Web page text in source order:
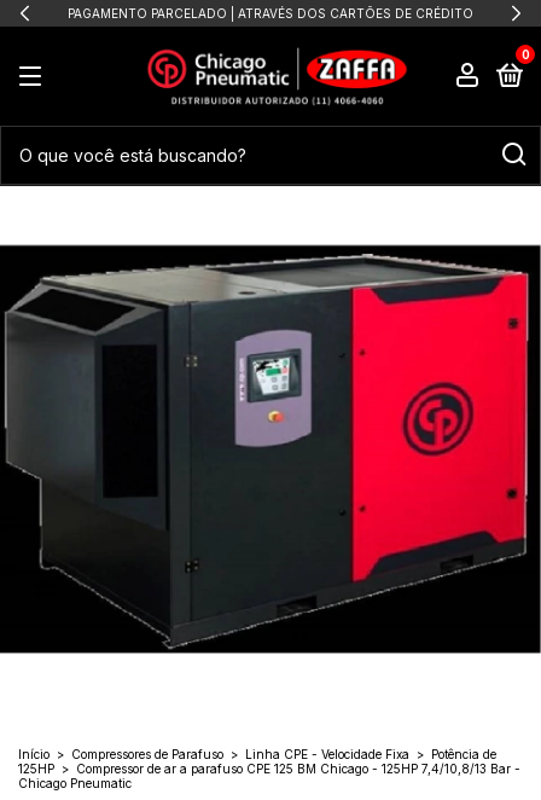
PAGAMENTO PARCELADO | ATRAVÉS DOS CARTÕES DE CRÉDITO
0
Início > Compressores de Parafuso > Linha CPE - Velocidade Fixa > Potência de
125HP > Compressor de ar a parafuso CPE 125 BM Chicago - 125HP 7,4/10,8/13 Bar -
Chicago Pneumatic